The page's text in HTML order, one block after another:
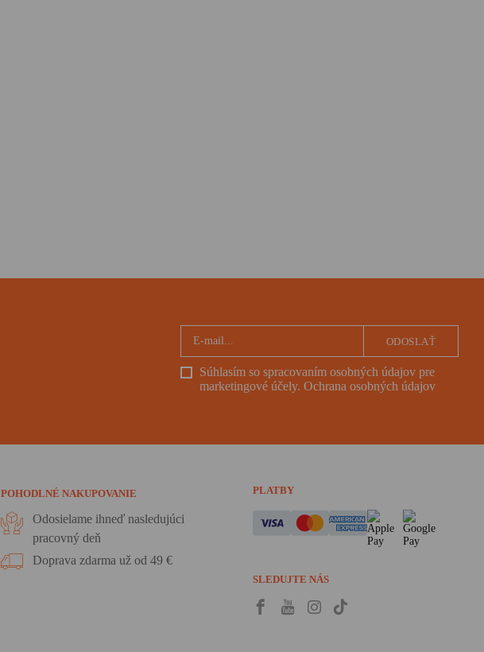
Súhlasím so spracovaním osobných údajov pre
marketingové účely. Ochrana osobných údajov
ODOSLAŤ
POHODLNÉ NAKUPOVANIE
Odosielame ihneď nasledujúci
pracovný deň
Doprava zdarma už od 49 €
PLATBY
SLEDUJTE NÁS